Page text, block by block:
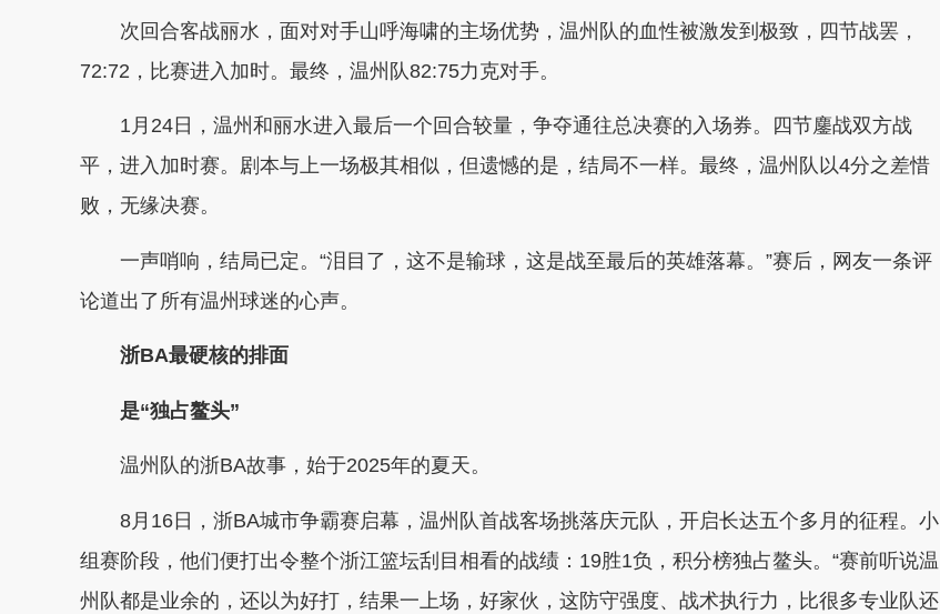
次回合客战丽水，面对对手山呼海啸的主场优势，温州队的血性被激发到极致，四节战罢，
72:72，比赛进入加时。最终，温州队82:75力克对手。
1月24日，温州和丽水进入最后一个回合较量，争夺通往总决赛的入场券。四节鏖战双方战
平，进入加时赛。剧本与上一场极其相似，但遗憾的是，结局不一样。最终，温州队以4分之差惜
败，无缘决赛。
一声哨响，结局已定。“泪目了，这不是输球，这是战至最后的英雄落幕。”赛后，网友一条评
论道出了所有温州球迷的心声。
浙BA最硬核的排面
是“独占鳌头”
温州队的浙BA故事，始于2025年的夏天。
8月16日，浙BA城市争霸赛启幕，温州队首战客场挑落庆元队，开启长达五个多月的征程。小
组赛阶段，他们便打出令整个浙江篮坛刮目相看的战绩：19胜1负，积分榜独占鳌头。“赛前听说温
州队都是业余的，还以为好打，结果一上场，好家伙，这防守强度、战术执行力，比很多专业队还